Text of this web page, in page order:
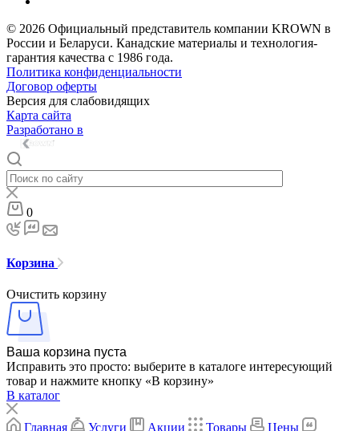
© 2026 Официальный представитель компании KROWN в
России и Беларуси. Канадские материалы и технология-
гарантия качества с 1986 года.
Политика конфиденциальности
Договор оферты
Версия для слабовидящих
Карта сайта
Разработано в
0
Корзина
Очистить корзину
Ваша корзина пуста
Исправить это просто: выберите в каталоге интересующий
товар и нажмите кнопку «В корзину»
В каталог
Главная Услуги Акции Товары
Цены